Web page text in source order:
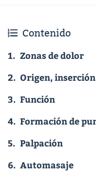
Contenido
1. Zonas de dolor
2. Origen,
3. Función
4. Formación de
5. Palpación
6. Automasaje